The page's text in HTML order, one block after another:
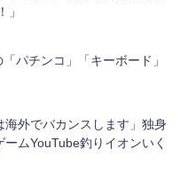
」
パチンコ」「キーボード」
海外でバカンスします」独身
ムYouTube釣りイオンいく